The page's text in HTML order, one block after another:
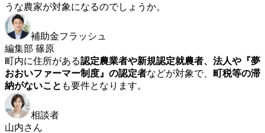
うな農家が対象になるのでしょうか。
補助金フラッシュ
編集部 篠原
町内に住所がある認定農業者や新規認定就農者、法人や『夢
おおいファーマー制度』の認定者などが対象で、 町税等の滞
納がないこと も要件となります。
相談者
山内さん